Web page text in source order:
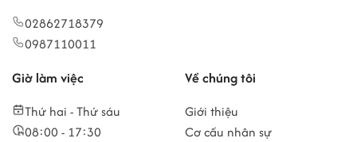
02862718379
0987110011
Giờ làm việc
Thứ hai - Thứ sáu
08:00 - 17:30
Về chúng tôi
Giới thiệu
Cơ cấu nhân sự